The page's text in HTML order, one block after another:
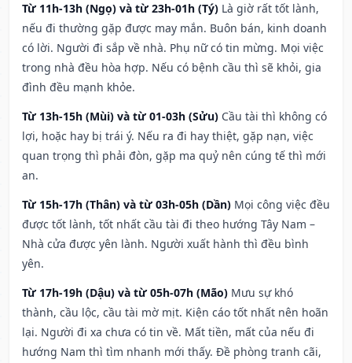
Từ 11h-13h (Ngọ) và từ 23h-01h (Tý) Là giờ rất tốt lành,
nếu đi thường gặp được may mắn. Buôn bán, kinh doanh
có lời. Người đi sắp về nhà. Phụ nữ có tin mừng. Mọi việc
trong nhà đều hòa hợp. Nếu có bệnh cầu thì sẽ khỏi, gia
đình đều mạnh khỏe.
Từ 13h-15h (Mùi) và từ 01-03h (Sửu) Cầu tài thì không có
lợi, hoặc hay bị trái ý. Nếu ra đi hay thiệt, gặp nạn, việc
quan trọng thì phải đòn, gặp ma quỷ nên cúng tế thì mới
an.
Từ 15h-17h (Thân) và từ 03h-05h (Dần) Mọi công việc đều
được tốt lành, tốt nhất cầu tài đi theo hướng Tây Nam –
Nhà cửa được yên lành. Người xuất hành thì đều bình
yên.
Từ 17h-19h (Dậu) và từ 05h-07h (Mão) Mưu sự khó
thành, cầu lộc, cầu tài mờ mịt. Kiện cáo tốt nhất nên hoãn
lại. Người đi xa chưa có tin về. Mất tiền, mất của nếu đi
hướng Nam thì tìm nhanh mới thấy. Đề phòng tranh cãi,